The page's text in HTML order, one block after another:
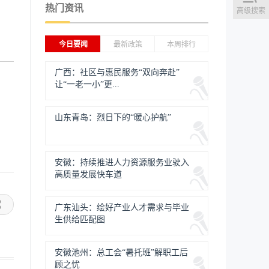
高级搜索
热门资讯
今日要闻 最新政策 本周排行
广西：社区与惠民服务“双向奔赴”
让“一老一小”更...
山东青岛：烈日下的“暖心护航”
安徽：持续推进人力资源服务业驶入
高质量发展快车道
广东汕头：绘好产业人才需求与毕业
生供给匹配图
安徽池州：总工会“暑托班”解职工后
顾之忧